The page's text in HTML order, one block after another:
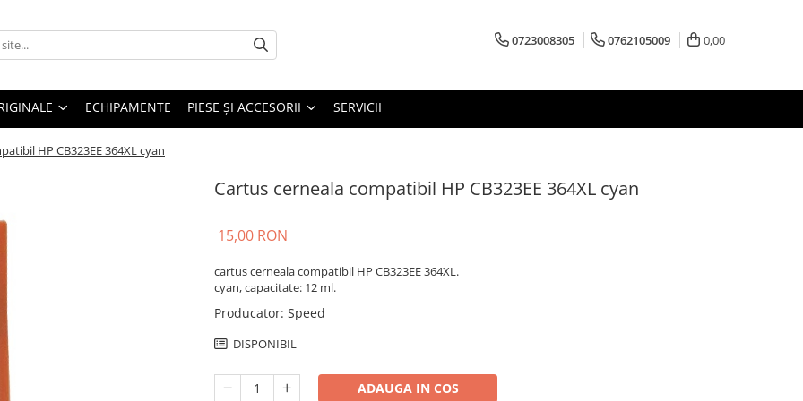
0723008305 0762105009 0,00
ECHIPAMENTE PIESE ŞI ACCESORII SERVICII
HP CB323EE 364XL cyan
Cartus cerneala compatibil HP CB323EE 364XL cyan
15,00 RON
cartus cerneala compatibil HP CB323EE 364XL.
cyan, capacitate: 12 ml.
Producator: Speed
DISPONIBIL
ADAUGA IN COS